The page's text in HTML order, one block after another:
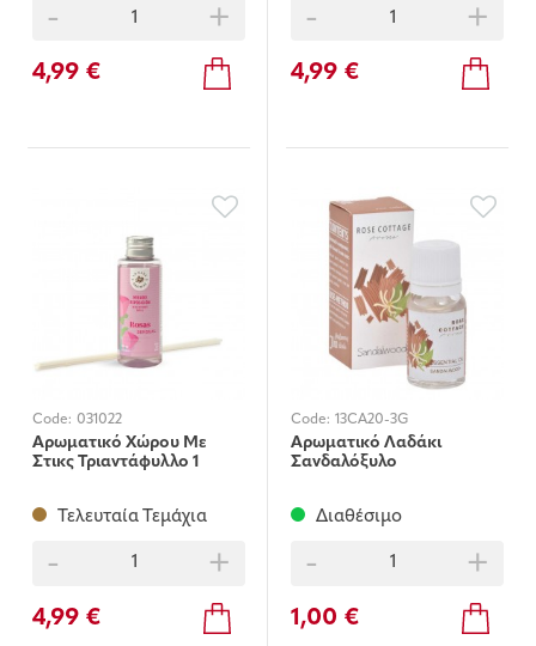
- +
4,99 €
- +
4,99 €
Code: 031022
Αρωματικό Χώρου Με
Στικς Τριαντάφυλλο 1
Τελευταία Τεμάχια
- +
4,99 €
Code: 13CA20-3G
Αρωματικό Λαδάκι
Σανδαλόξυλο
Διαθέσιμο
- +
1,00 €